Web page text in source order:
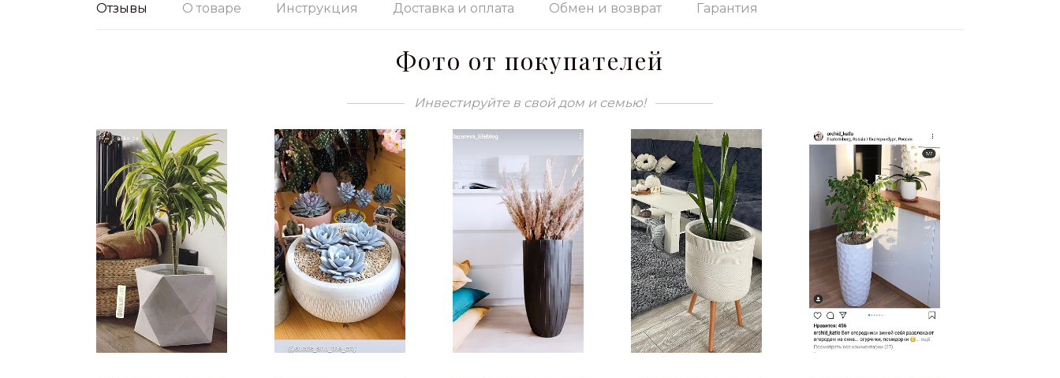
Отзывы О товаре Инструкция Доставка и оплата Обмен и возврат Гарантия
Фото от покупателей
Инвестируйте в свой дом и семью!